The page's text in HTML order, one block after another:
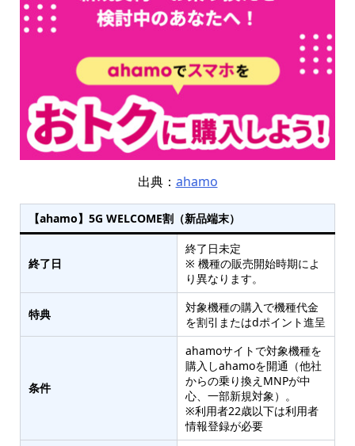
出典： ahamo
【ahamo】5G WELCOME割（新品端末）
終了日
終了日未定
※ 機種の販売開始時期によ
り異なります。
特典
対象機種の購入で機種代金
を割引またはdポイント進呈
条件
ahamoサイトで対象機種を
購入しahamoを開通（他社
からの乗り換えMNPが中
心、一部新規対象）。
※利用者22歳以下は利用者
情報登録が必要